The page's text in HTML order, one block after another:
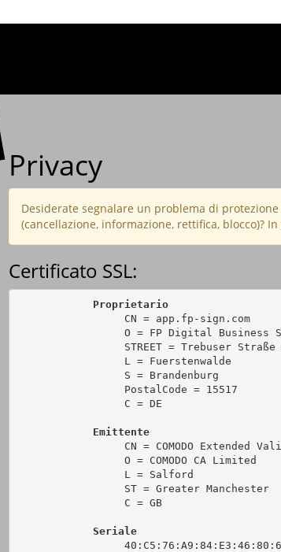
Privacy
Desiderate segnalare un problema di
(cancellazione, informazione, rettifica, blocco)?
Certificato SSL:
Proprietario
                 CN = app.fp-sign.com
O = FP Digital Business
STREET = Trebuser Straße
                 L = Fuerstenwalde
                 S = Brandenburg
                 PostalCode = 15517
                 C = DE
Emittente
CN = COMODO Extended
                 O = COMODO CA Limited
                 L = Salford
                 ST = Greater Manchester
                 C = GB
Seriale